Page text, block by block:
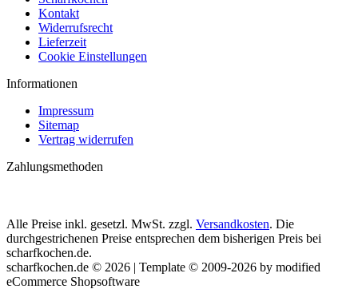
Kontakt
Widerrufsrecht
Lieferzeit
Cookie Einstellungen
Informationen
Impressum
Sitemap
Vertrag widerrufen
Zahlungsmethoden
Alle Preise inkl. gesetzl. MwSt. zzgl. Versandkosten. Die
durchgestrichenen Preise entsprechen dem bisherigen Preis bei
scharfkochen.de.
scharfkochen.de © 2026 | Template © 2009-2026 by modified
eCommerce Shopsoftware